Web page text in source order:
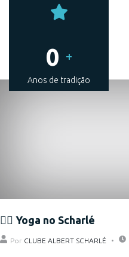
0 +
Anos de tradição
Eventos
🧘‍♀️ Yoga no Scharlé
Por CLUBE ALBERT SCHARLÉ